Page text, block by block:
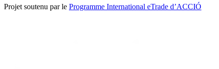
Projet soutenu par le Programme International eTrade d’ACCIÓ